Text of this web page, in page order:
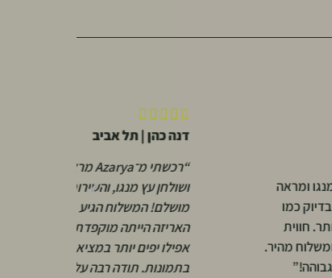
דנה כהן | תל אביב
“רכשתי מ־Azarya מראה יוקרתית
ושולחן עץ מנגו, והשירות היה פשוט
מושלם! המשלוח הגיע במהירות,
האריזה הייתה מוקפדת והמוצרים
אפילו יפים יותר במציאות מאשר
בתמונות. תודה רבה על שירות אישי,